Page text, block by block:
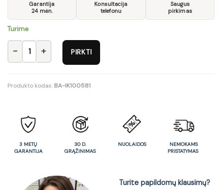
Garantija
24 mėn.
Konsultacija
telefonu
Saugus
pirkimas
Turime
produkto kiekis: Lentyna 1D1W-APW
PIRKTI
Produkto kodas: BA-IK100581
3 METŲ
GARANTIJA
30 D.
GRĄŽINIMAS
NUOLAIDOS
NEMOKAMS
PRISTATYMAS
Turite papildomų klausimų?